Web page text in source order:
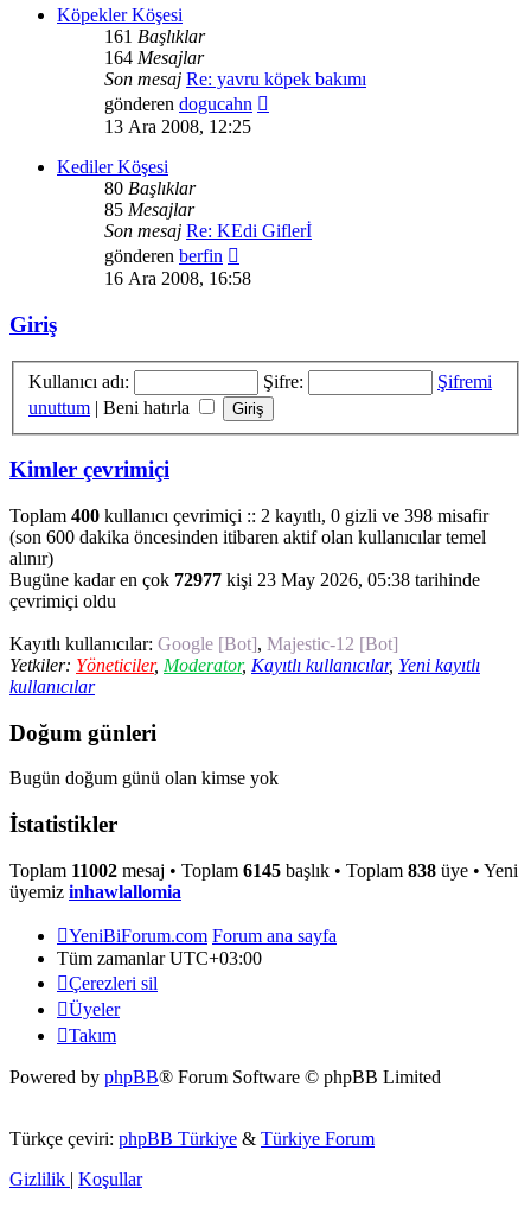
Köpekler Köşesi
161 Başlıklar
164 Mesajlar
Son mesaj Re: yavru köpek bakımı
gönderen dogucahn
13 Ara 2008, 12:25
Kediler Köşesi
80 Başlıklar
85 Mesajlar
Son mesaj Re: KEdi Giflerİ
gönderen berfin
mesajı
16 Ara 2008, 16:58
Giriş
Kullanıcı adı: Şifre:
Şifremi
unuttum | Beni hatırla
Kimler çevrimiçi
Toplam 400 kullanıcı çevrimiçi :: 2 kayıtlı, 0 gizli ve 398 misafir
(son 600 dakika öncesinden itibaren aktif olan kullanıcılar temel
alınır)
Bugüne kadar en çok 72977 kişi 23 May 2026, 05:38 tarihinde
çevrimiçi oldu
Kayıtlı kullanıcılar: Google [Bot], Majestic-12 [Bot]
Yetkiler: Yöneticiler, Moderator, Kayıtlı kullanıcılar, Yeni kayıtlı
kullanıcılar
Doğum günleri
Bugün doğum günü olan kimse yok
İstatistikler
Toplam 11002 mesaj • Toplam 6145 başlık • Toplam 838 üye • Yeni
üyemiz inhawlallomia
YeniBiForum.com Forum ana sayfa
Tüm zamanlarUTC+03:00
Çerezleri sil
Üyeler
Takım
Powered by phpBB® Forum Software © phpBB Limited
Türkçe çeviri: phpBB Türkiye & Türkiye Forum
Gizlilik | Koşullar